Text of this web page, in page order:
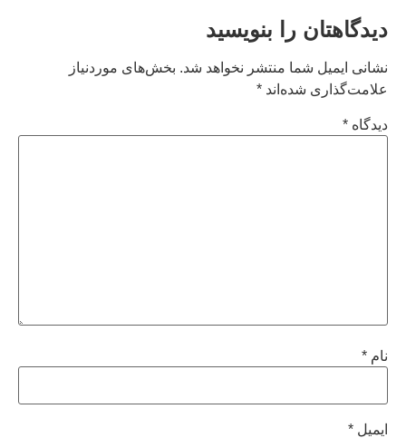
دیدگاهتان را بنویسید
نشانی ایمیل شما منتشر نخواهد شد. بخش‌های موردنیاز
علامت‌گذاری شده‌اند *
دیدگاه *
نام *
ایمیل *